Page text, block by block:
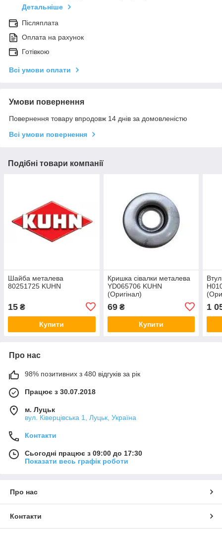
Детальніше
Післяплата
Оплата на рахунок
Готівкою
Всі умови оплати
Умови повернення
Повернення товару впродовж 14 днів за домовленістю
Всі умови повернення
Подібні товари компанії
Шайба металева
80251725 KUHN
15 ₴
Купити
Кришка сівалки металева
YD065706 KUHN
(Оригінал)
69₴
Купити
1
Про нас
98% позитивних з 480 відгуків за рік
Працює з 30.07.2018
м. Луцьк
вул. Ківерцівська 1, Луцьк, Україна
Контакти
Сьогодні працює з 09:00 до 17:30
Показати весь графік роботи
Про нас
Контакти